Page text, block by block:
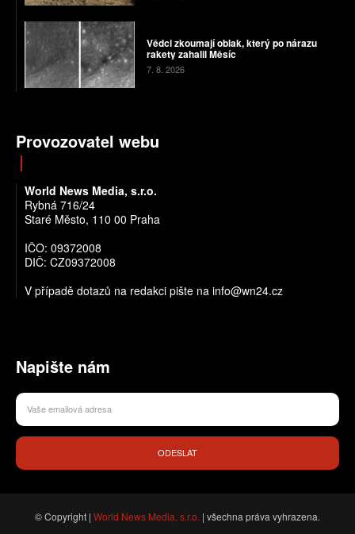
Vědci zkoumají oblak, který po nárazu
rakety zahalil Měsíc
7. 8. 2026
Provozovatel webu
World News Media, s.r.o.
Rybná 716/24
Staré Město, 110 00 Praha
IČO: 09372008
DIČ: CZ09372008
V případě dotazů na redakci pište na info@wn24.cz
Napište nám
ODESLAT
© Copyright | World News Media, s.r.o. | všechna práva vyhrazena.